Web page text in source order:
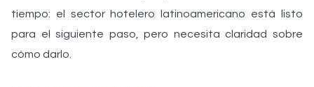
tiempo: el sector hotelero latinoamericano está listo
para el siguiente paso, pero necesita claridad sobre
cómo darlo.